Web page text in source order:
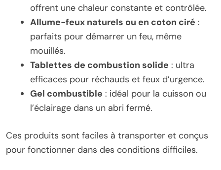
offrent une chaleur constante et contrôlée.
Allume-feux naturels ou en coton ciré :
parfaits pour démarrer un feu, même
mouillés.
Tablettes de combustion solide : ultra
efficaces pour réchauds et feux d’urgence.
Gel combustible : idéal pour la cuisson ou
l’éclairage dans un abri fermé.
Ces produits sont faciles à transporter et conçus
pour fonctionner dans des conditions difficiles.